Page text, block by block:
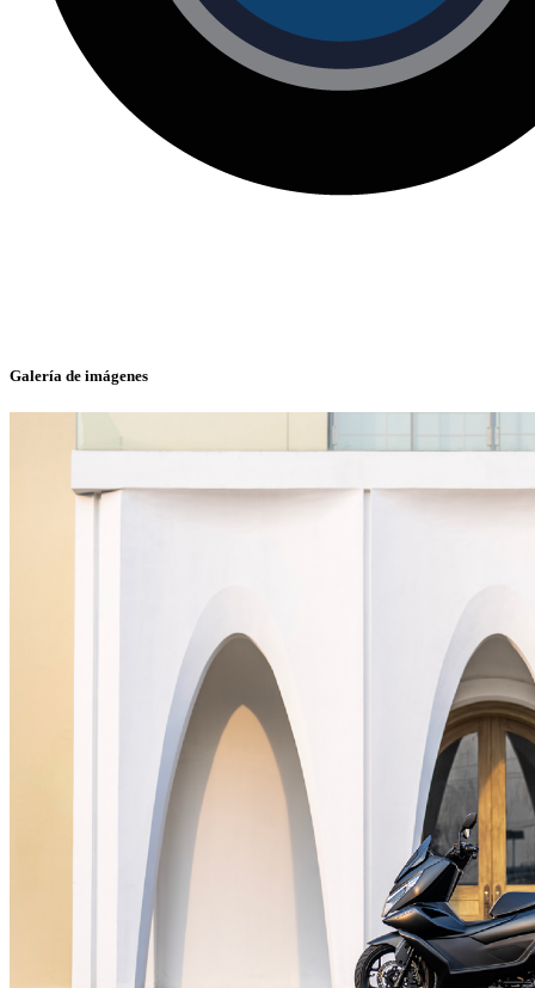
Galería de imágenes